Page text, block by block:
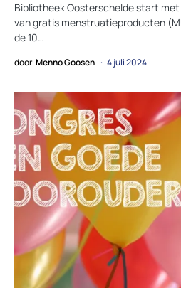
Bibliotheek Oosterschelde start
van gratis menstruatieproducten
de 10…
door Menno Goosen 4 juli 2024